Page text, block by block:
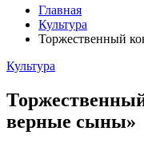
Главная
Культура
Торжественный
Культура
верные сыны»